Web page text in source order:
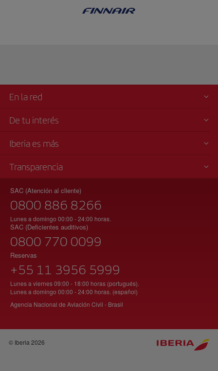
En la red
De tu interés
Iberia es más
Transparencia
SAC (Atención al cliente)
0800 886 8266
Lunes a domingo 00:00 - 24:00 horas.
SAC (Deficientes auditivos)
0800 770 0099
Reservas
+55 11 3956 5999
Lunes a viernes 09:00 - 18:00 horas (portugués).
Lunes a domingo 00:00 - 24:00 horas. (español)
Agencia Nacional de Aviación Civil - Brasil
© Iberia 2026